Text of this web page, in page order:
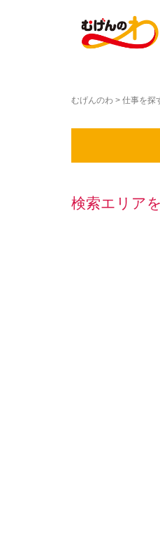
むげんのわ > 仕事を探
検索エリアを